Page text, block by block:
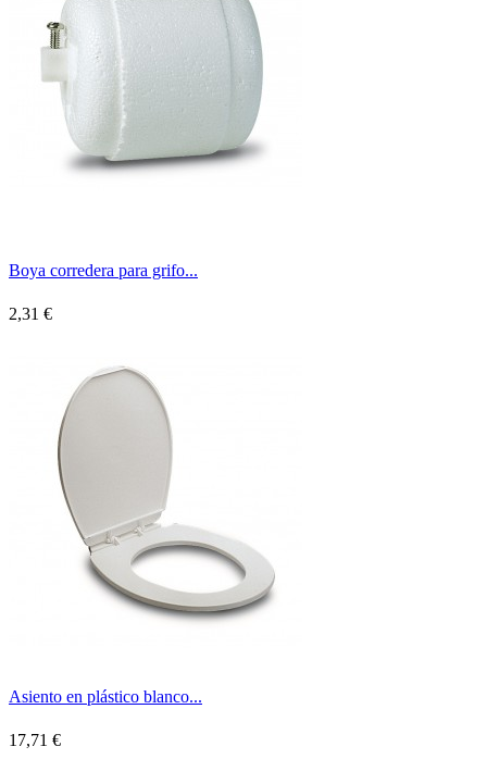
Boya corredera para grifo...
2,31 €
Asiento en plástico blanco...
17,71 €